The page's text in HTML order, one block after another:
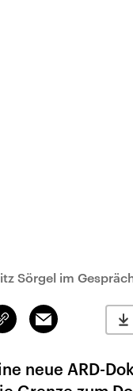
Sörgel im
Link
kopieren/teilen
Email
neue ARD-